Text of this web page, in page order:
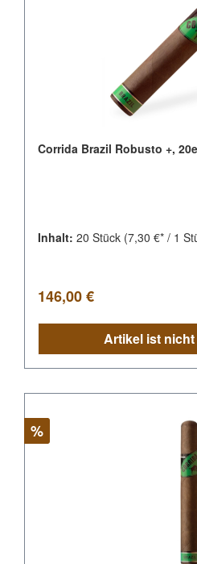
Corrida Brazil Robusto +,
Inhalt: 20 Stück (7,30 €* / 1
Regulärer Preis:
146,00 €
Artikel ist
Rabatt
%